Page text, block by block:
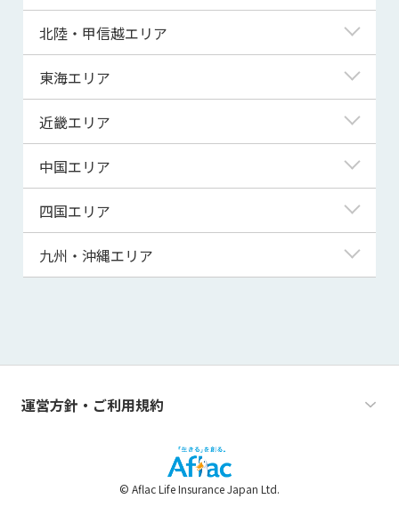
青森県
宮城県
秋田県
山形県
東京都
神奈川県
埼玉県
千葉県
茨城県
群馬県
北陸・甲信越エリア
新潟県
富山県
福井県
山梨県
長野県
東海エリア
岐阜県
静岡県
三重県
近畿エリア
滋賀県
京都府
大阪府
兵庫県
和歌山県
中国エリア
鳥取県
島根県
山口県
四国エリア
徳島県
高知県
九州・沖縄エリア
熊本県
運営方針・ご利用規約
© Aflac Life Insurance Japan Ltd.